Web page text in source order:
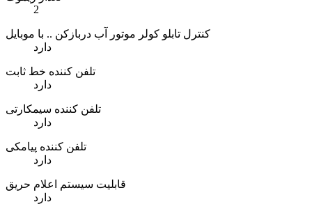
2
کنترل تابلو کولر موتور آب دربازکن .. با موبایل
دارد
تلفن کننده خط ثابت
دارد
تلفن کننده سیمکارتی
دارد
تلفن کننده پیامکی
دارد
قابلیت سیستم اعلام حریق
دارد